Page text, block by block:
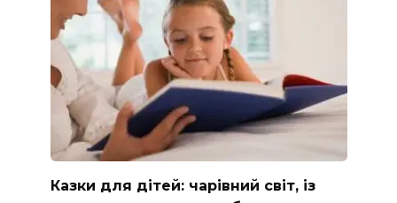
Казки для дітей: чарівний світ, із